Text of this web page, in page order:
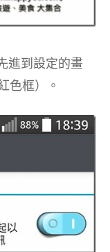
進到設定的畫
色框）。